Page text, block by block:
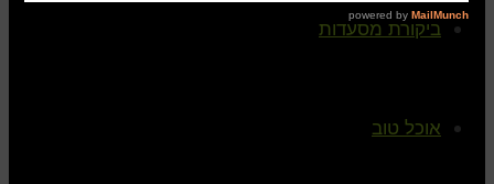
ביקורת מסעדות
אוכל טוב